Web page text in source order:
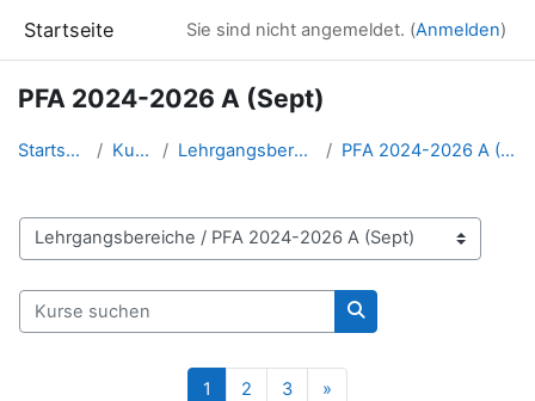
Startseite Sie sind nicht angemeldet. (Anmelden)
PFA 2024-2026 A (Sept)
Startseite Kurse Lehrgangsbereiche PFA 2024-2026 A (Sept)
Kursbereiche
Kurse suchen
Kurse suchen
1 Seite 1
2 Seite 2
3Seite 3
»